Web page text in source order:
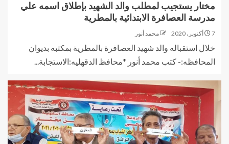
مختار يستجيب لمطلب والد الشهيد بإطلاق اسمه علي
مدرسة العصافرة الابتدائية بالمطرية
7 أكتوبر، 2020 محمد أنور
خلال استقباله والد شهيد العصافرة بالمطرية بمكتبه بديوان
المحافظه:- كتب محمد أنور *محافظ الدقهليه:الاستجابة...